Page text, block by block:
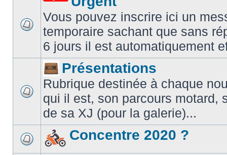
Vous pouvez inscrire ici un
temporaire sachant que sans
6 jours il est automatiquement
Présentations
Rubrique destinée à chaque
qui il est, son parcours motard,
de sa XJ (pour la galerie)...
Concentre 2020 ?